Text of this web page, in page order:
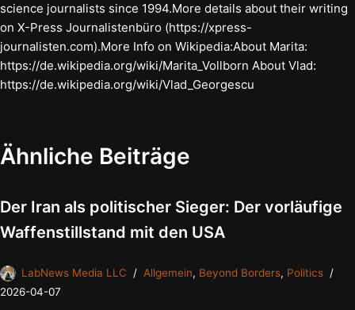
science journalists since 1994.More details about their writing
on X-Press Journalistenbüro (https://xpress-
journalisten.com).More Info on Wikipedia:About Marita:
https://de.wikipedia.org/wiki/Marita_Vollborn About Vlad:
https://de.wikipedia.org/wiki/Vlad_Georgescu
Ähnliche Beiträge
Der Iran als politischer Sieger: Der vorläufige
Waffenstillstand mit den USA
LabNews Media LLC Allgemein, Beyond Borders, Politics
2026-04-07